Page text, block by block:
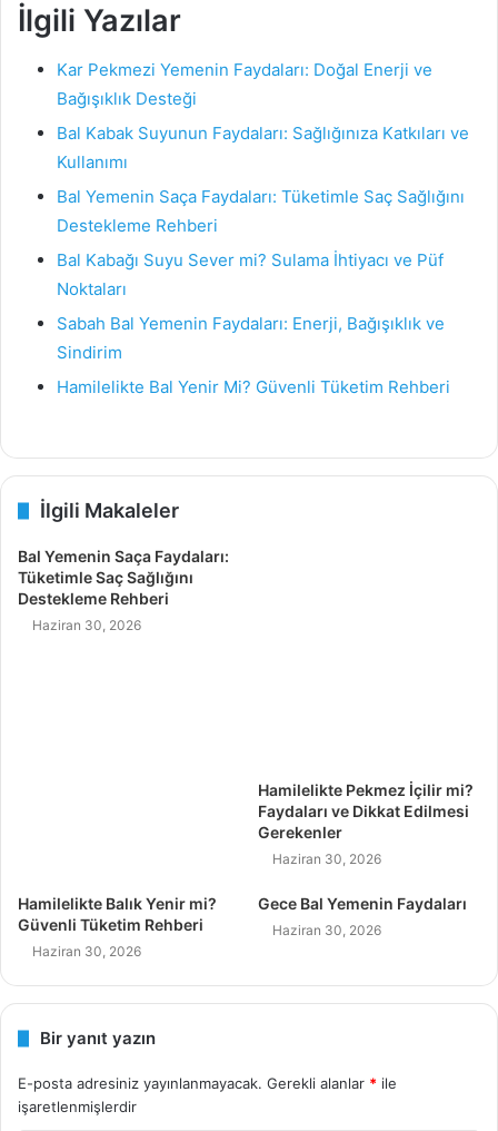
İlgili Yazılar
Kar Pekmezi Yemenin Faydaları: Doğal Enerji ve
Bağışıklık Desteği
Bal Kabak Suyunun Faydaları: Sağlığınıza Katkıları ve
Kullanımı
Bal Yemenin Saça Faydaları: Tüketimle Saç Sağlığını
Destekleme Rehberi
Bal Kabağı Suyu Sever mi? Sulama İhtiyacı ve Püf
Noktaları
Sabah Bal Yemenin Faydaları: Enerji, Bağışıklık ve
Sindirim
Hamilelikte Bal Yenir Mi? Güvenli Tüketim Rehberi
İlgili Makaleler
Bal Yemenin Saça Faydaları:
Tüketimle Saç Sağlığını
Destekleme Rehberi
Haziran 30, 2026
Hamilelikte Pekmez İçilir mi?
Faydaları ve Dikkat Edilmesi
Gerekenler
Haziran 30, 2026
Hamilelikte Balık Yenir mi?
Güvenli Tüketim Rehberi
Haziran 30, 2026
Gece Bal Yemenin Faydaları
Haziran 30, 2026
Bir yanıt yazın
E-posta adresiniz yayınlanmayacak. Gerekli alanlar * ile
işaretlenmişlerdir